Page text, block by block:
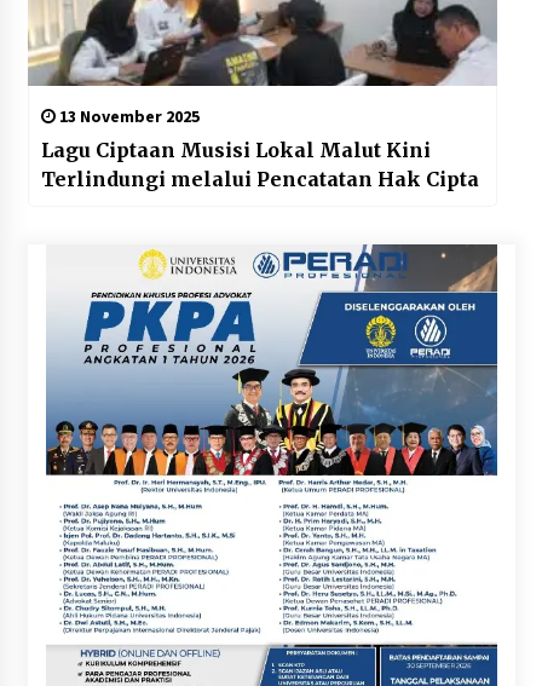
13 November 2025
Lagu Ciptaan Musisi Lokal Malut Kini
Terlindungi melalui Pencatatan Hak Cipta